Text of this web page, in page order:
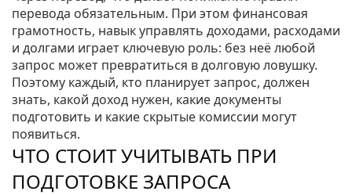
перевода обязательным. При этом финансовая
грамотность, навык управлять доходами, расходами
и долгами играет ключевую роль: без неё любой
запрос может превратиться в долговую ловушку.
Поэтому каждый, кто планирует запрос, должен
знать, какой доход нужен, какие документы
подготовить и какие скрытые комиссии могут
появиться.
ЧТО СТОИТ УЧИТЫВАТЬ ПРИ
ПОДГОТОВКЕ ЗАПРОСА